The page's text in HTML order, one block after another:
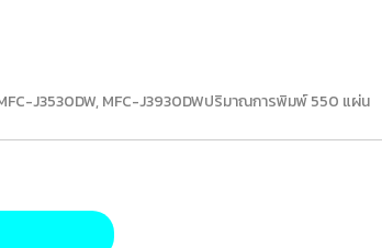
J3530DW, MFC-J3930DWปริมาณการพิมพ์ 550 แผ่น